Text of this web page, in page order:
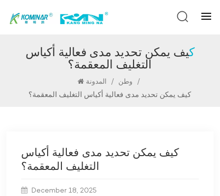
كيف يمكن تحديد مدى فعالية أكياس
التغليف المعقمة؟
وطن / المدونة
/
كيف يمكن تحديد مدى فعالية أكياس التغليف المعقمة؟
كيف يمكن تحديد مدى فعالية أكياس
التغليف المعقمة؟
December 18, 2025